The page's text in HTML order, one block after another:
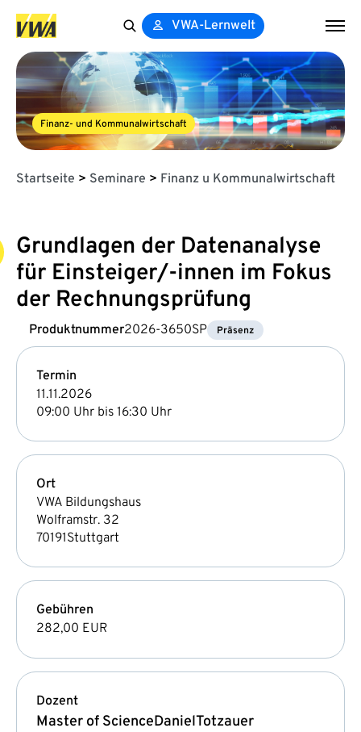
for:
VWA-Lernwelt
Finanz- und Kommunalwirtschaft
Startseite > Seminare > Finanz u Kommunalwirtschaft
Grundlagen der Datenanalyse
für Einsteiger/-innen im Fokus
der Rechnungsprüfung
Produktnummer2026-3650SP Präsenz
Termin
11.11.2026
09:00 Uhr bis 16:30 Uhr
Ort
VWA Bildungshaus
Wolframstr. 32
70191Stuttgart
Gebühren
282,00 EUR
Dozent
Master of ScienceDanielTotzauer